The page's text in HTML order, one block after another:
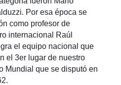
Por esa época se
como profesor de
internacional Raúl
el equipo nacional que
el 3er lugar de nuestro
Mundial que se disputó en